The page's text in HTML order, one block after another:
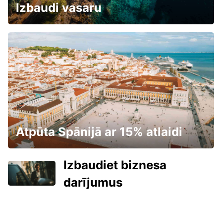
Izbaudi vasaru
Atpūta Spānijā ar 15% atlaidi
Izbaudiet biznesa
darījumus